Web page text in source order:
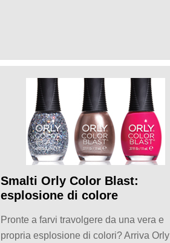
Smalti Orly Color Blast:
esplosione di colore
Pronte a farvi travolgere da una vera e
propria esplosione di colori? Arriva Orly